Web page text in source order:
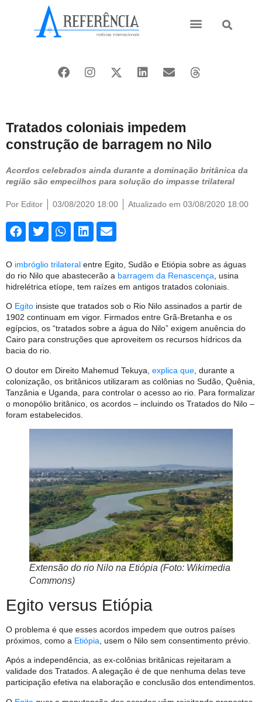
Tratados coloniais impedem
construção de barragem no Nilo
Acordos celebrados ainda durante a dominação britânica da
região são empecilhos para solução do impasse trilateral
Por Editor 03/08/2020 18:00 Atualizado em 03/08/2020 18:00
O imbróglio trilateral entre Egito, Sudão e Etiópia sobre as águas
do rio Nilo que abastecerão a barragem da Renascença , usina
hidrelétrica etíope, tem raízes em antigos tratados coloniais.
O Egito insiste que tratados sob o Rio Nilo assinados a partir de
1902 continuam em vigor. Firmados entre Grã-Bretanha e os
egípcios, os “tratados sobre a água do Nilo” exigem anuência do
Cairo para construções que aproveitem os recursos hídricos da
bacia do rio.
O doutor em Direito Mahemud Tekuya, explica que , durante a
colonização, os britânicos utilizaram as colônias no Sudão, Quênia,
Tanzânia e Uganda, para controlar o acesso ao rio. Para formalizar
o monopólio britânico, os acordos – incluindo os Tratados do Nilo –
foram estabelecidos.
Extensão do rio Nilo na Etiópia (Foto: Wikimedia
Commons)
Egito versus Etiópia
O problema é que esses acordos impedem que outros países
próximos, como a Etiópia , usem o Nilo sem consentimento prévio.
Após a independência, as ex-colônias britânicas rejeitaram a
validade dos Tratados. A alegação é de que nenhuma delas teve
participação efetiva na elaboração e conclusão dos entendimentos.